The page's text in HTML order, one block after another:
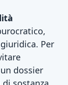
Per
dossier